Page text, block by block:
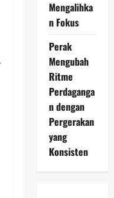
Mengalihka
n Fokus
Perak
Mengubah
Ritme
Perdaganga
n dengan
Pergerakan
yang
Konsisten